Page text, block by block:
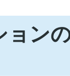
ョン